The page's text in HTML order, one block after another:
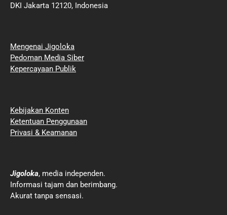
DKI Jakarta 12120, Indonesia
Mengenai Jigoloka
Pedoman Media Siber
Kepercayaan Publik
Kebijakan Konten
Ketentuan Penggunaan
Privasi & Keamanan
Jigoloka, media independen.
Informasi tajam dan berimbang.
Akurat tanpa sensasi.